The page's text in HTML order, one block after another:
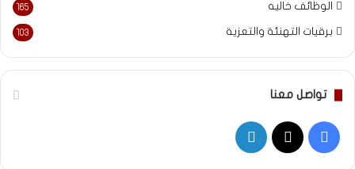
الوظائف خاليه 165
برقيات التهنئة والتعزية 103
تواصل معنا
فيسبوك لينكدإن